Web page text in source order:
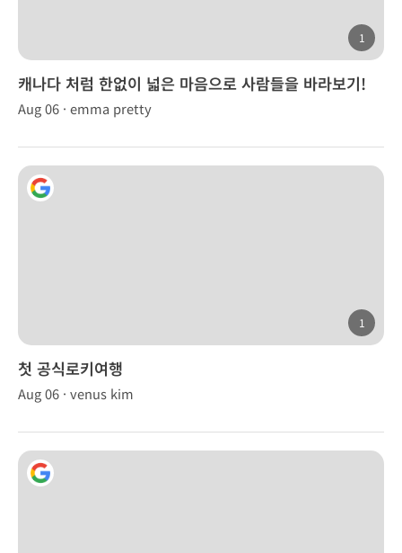
1
캐나다 처럼 한없이 넓은 마음으로 사람들을 바라보기!
Aug 06 · emma pretty
1
첫 공식로키여행
Aug 06 · venus kim